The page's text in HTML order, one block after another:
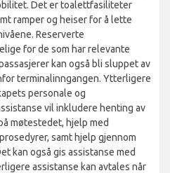
Det er toalettfasiliteter
ramper og heiser for å lette
Reserverte
for de som har relevante
kan også bli sluppet av
terminalinngangen. Ytterligere
personale og
vil inkludere henting av
møtestedet, hjelp med
samt hjelp gjennom
kan også gis assistanse med
assistanse kan avtales når